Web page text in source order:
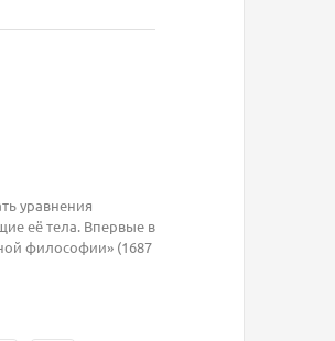
уравнения
её тела. Впервые в
философии» (1687